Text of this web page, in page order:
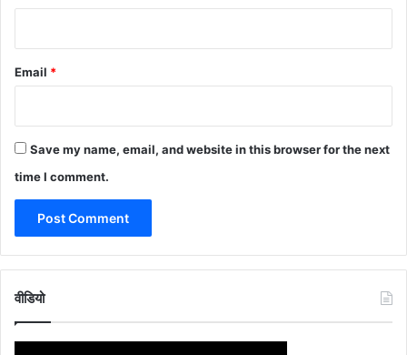
Email *
Save my name, email, and website in this browser for the next
time I comment.
वीडियो